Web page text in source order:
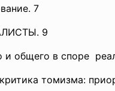
7
9
и общего в споре
томизма: